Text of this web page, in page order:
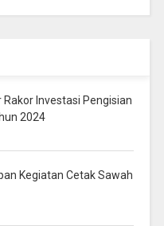
Rakor Investasi Pengisian
2024
Kegiatan Cetak Sawah